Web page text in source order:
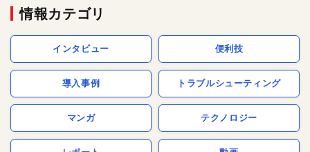
情報カテゴリ
インタビュー 便利技
導入事例 トラブルシューティング
マンガ テクノロジー